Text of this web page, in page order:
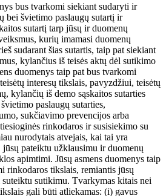
bus tvarkomi siekiant sudaryti ir
bei švietimo paslaugų sutartį ir
sutartį tarp jūsų ir duomenų
kurių imamasi duomenų
sudarant šias sutartis, taip pat siekiant
kylančius iš teisės aktų dėl sutikimo
duomenys taip pat bus tvarkomi
interesų tikslais, pavyzdžiui, teisėtų
kylančių iš demo sąskaitos sutarties
paslaugų sutarties,
sukčiavimo prevencijos arba
rinkodaros ir susisiekimo su
nurodytais atvejais, kai tai yra
pateiktu užklausimu ir duomenų
apimtimi. Jūsų asmens duomenys taip
rinkodaros tikslais, remiantis jūsų
sutikimu. Tvarkymas kitais nei
gali būti atliekamas: (i) gavus